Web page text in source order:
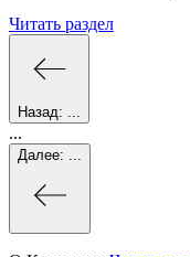
Читать раздел
Назад:
...
Далее: